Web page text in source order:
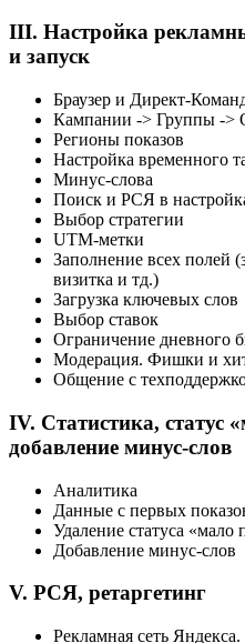
III. Настройка
и запуск
Браузер и Директ-
Кампании -> Группы ->
Регионы показов
Настройка временного
Минус-слова
Поиск и РСЯ в
Выбор стратегии
UTM-метки
Заполнение всех полей
визитка и тд.)
Загрузка ключевых слов
Выбор ставок
Ограничение дневного
Модерация. Фишки и
Общение с
IV. Статистика, статус
добавление минус-слов
Аналитика
Данные с первых
Удаление статуса «мало
Добавление минус-слов
V. РСЯ, ретаргетинг
Рекламная сеть